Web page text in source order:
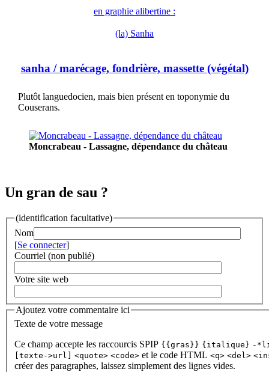
en graphie alibertine :
(la) Sanha
sanha / marécage, fondrière, massette (végétal)
Plutôt languedocien, mais bien présent en toponymie du
Couserans.
Moncrabeau - Lassagne, dépendance du château
Un gran de sau ?
(identification facultative)
Nom
[Se connecter]
Courriel (non publié)
Votre site web
Ajoutez votre commentaire ici
Texte de votre message
Ce champ accepte les raccourcis SPIP {{gras}} {italique} -
[texte->url]
<quote> <code> et le code HTML <q> <del>
créer des paragraphes, laissez simplement des lignes vides.